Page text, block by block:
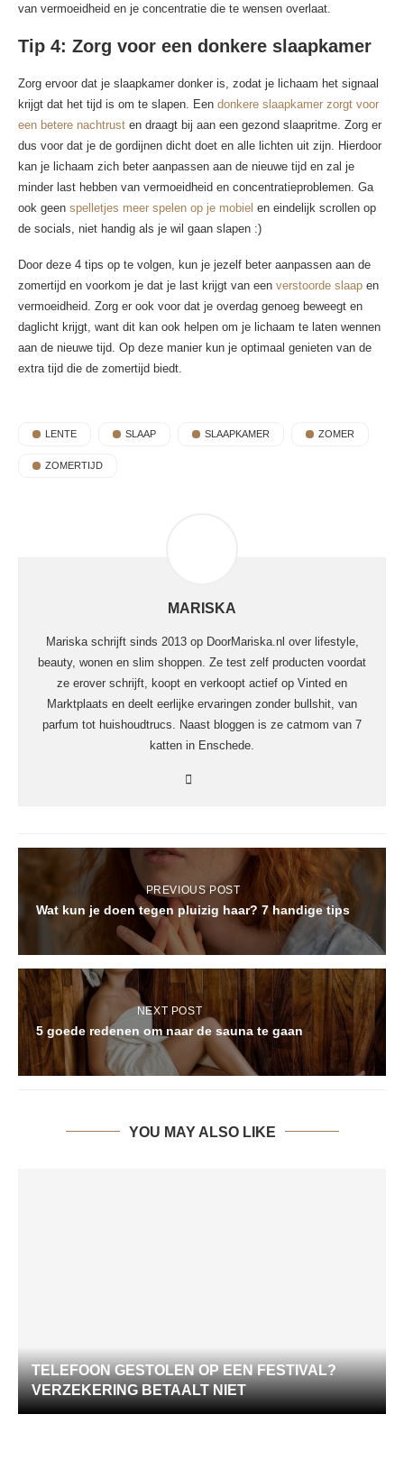
van vermoeidheid en je concentratie die te wensen overlaat.
Tip 4: Zorg voor een donkere slaapkamer
Zorg ervoor dat je slaapkamer donker is, zodat je lichaam het signaal
krijgt dat het tijd is om te slapen. Een donkere slaapkamer zorgt voor
een betere nachtrust en draagt bij aan een gezond slaapritme. Zorg er
dus voor dat je de gordijnen dicht doet en alle lichten uit zijn. Hierdoor
kan je lichaam zich beter aanpassen aan de nieuwe tijd en zal je
minder last hebben van vermoeidheid en concentratieproblemen. Ga
ook geen spelletjes meer spelen op je mobiel en eindelijk scrollen op
de socials, niet handig als je wil gaan slapen :)
Door deze 4 tips op te volgen, kun je jezelf beter aanpassen aan de
zomertijd en voorkom je dat je last krijgt van een verstoorde slaap en
vermoeidheid. Zorg er ook voor dat je overdag genoeg beweegt en
daglicht krijgt, want dit kan ook helpen om je lichaam te laten wennen
aan de nieuwe tijd. Op deze manier kun je optimaal genieten van de
extra tijd die de zomertijd biedt.
LENTE SLAAP SLAAPKAMER ZOMER
ZOMERTIJD
MARISKA
Mariska schrijft sinds 2013 op DoorMariska.nl over lifestyle,
beauty, wonen en slim shoppen. Ze test zelf producten voordat
ze erover schrijft, koopt en verkoopt actief op Vinted en
Marktplaats en deelt eerlijke ervaringen zonder bullshit, van
parfum tot huishoudtrucs. Naast bloggen is ze catmom van 7
katten in Enschede.
PREVIOUS POST
Wat kun je doen tegen pluizig haar? 7 handige tips
NEXT POST
5 goede redenen om naar de sauna te gaan
YOU MAY ALSO LIKE
TELEFOON GESTOLEN OP EEN FESTIVAL?
VERZEKERING BETAALT NIET